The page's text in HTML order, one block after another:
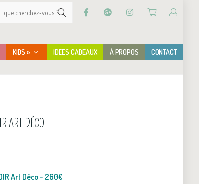
KIDS » IDEES CADEAUX À PROPOS CONTACT
ART DÉCO
Art Déco – 260€